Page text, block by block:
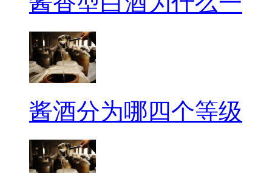
酱酒分为哪四个等级